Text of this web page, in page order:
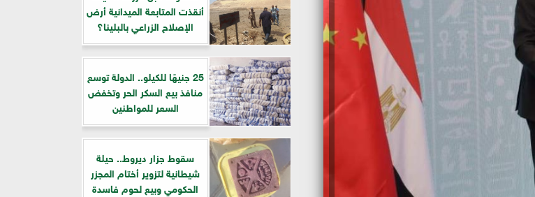
أنقذت المتابعة الميدانية أرض
الإصلاح الزراعي بالبلينا؟
25 جنيهًا للكيلو.. الدولة توسع
منافذ بيع السكر الحر وتخفض
السعر للمواطنين
سقوط جزار ديروط.. حيلة
شيطانية لتزوير أختام المجزر
الحكومي وبيع لحوم فاسدة